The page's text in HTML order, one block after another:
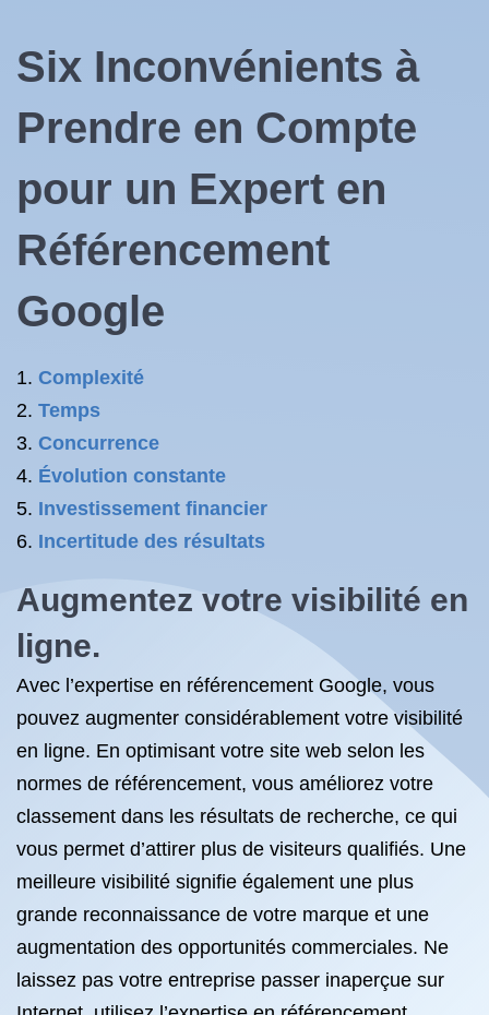
Six Inconvénients à
Prendre en Compte
pour un Expert en
Référencement
Google
Complexité
Temps
Concurrence
Évolution constante
Investissement financier
Incertitude des résultats
Augmentez votre visibilité en
ligne.
Avec l’expertise en référencement Google, vous
pouvez augmenter considérablement votre visibilité
en ligne. En optimisant votre site web selon les
normes de référencement, vous améliorez votre
classement dans les résultats de recherche, ce qui
vous permet d’attirer plus de visiteurs qualifiés. Une
meilleure visibilité signifie également une plus
grande reconnaissance de votre marque et une
augmentation des opportunités commerciales. Ne
laissez pas votre entreprise passer inaperçue sur